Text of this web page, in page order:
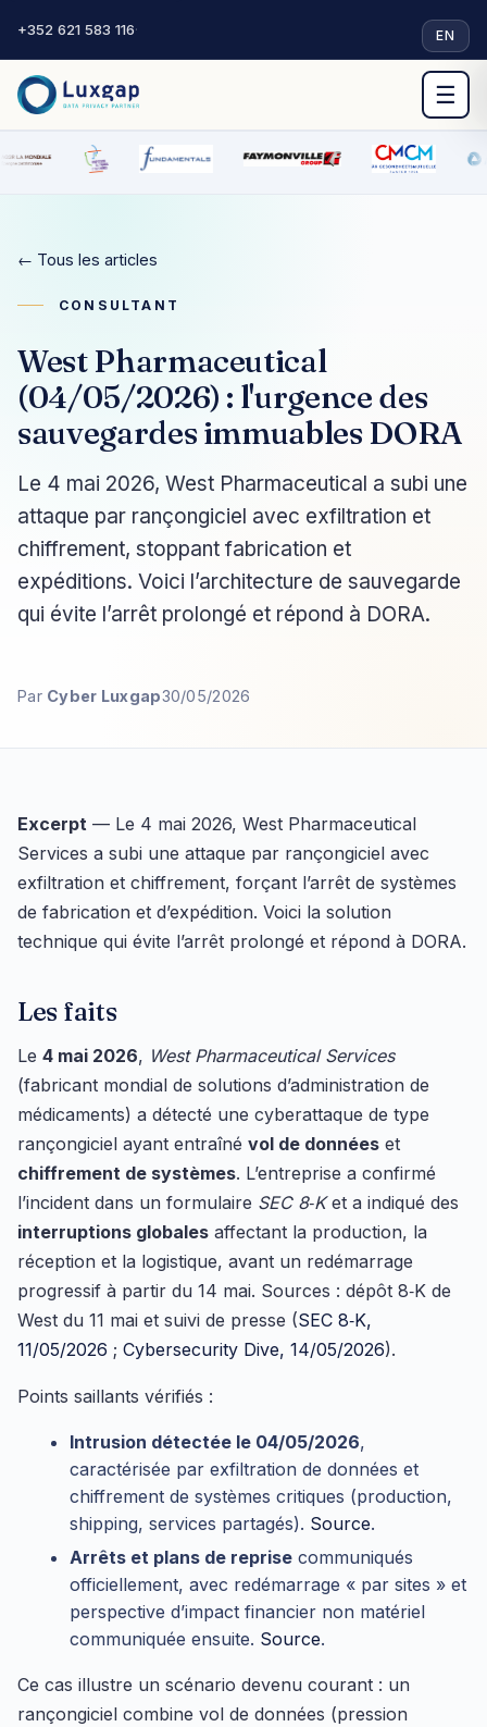
+352 621 583 116· EN
☰
← Tous les articles
CONSULTANT
West Pharmaceutical
(04/05/2026) : l'urgence des
sauvegardes immuables DORA
Le 4 mai 2026, West Pharmaceutical a subi une
attaque par rançongiciel avec exfiltration et
chiffrement, stoppant fabrication et
expéditions. Voici l’architecture de sauvegarde
qui évite l’arrêt prolongé et répond à DORA.
Par Cyber Luxgap30/05/2026
Excerpt — Le 4 mai 2026, West Pharmaceutical
Services a subi une attaque par rançongiciel avec
exfiltration et chiffrement, forçant l’arrêt de systèmes
de fabrication et d’expédition. Voici la solution
technique qui évite l’arrêt prolongé et répond à DORA.
Les faits
Le 4 mai 2026, West Pharmaceutical Services
(fabricant mondial de solutions d’administration de
médicaments) a détecté une cyberattaque de type
rançongiciel ayant entraîné vol de données et
chiffrement de systèmes. L’entreprise a confirmé
l’incident dans un formulaire SEC 8‑Ket a indiqué des
interruptions globales affectant la production, la
réception et la logistique, avant un redémarrage
progressif à partir du 14 mai. Sources : dépôt 8‑K de
West du 11 mai et suivi de presse (SEC 8‑K,
11/05/2026 ; Cybersecurity Dive, 14/05/2026).
Points saillants vérifiés :
Intrusion détectée le 04/05/2026,
caractérisée par exfiltration de données et
chiffrement de systèmes critiques (production,
shipping, services partagés). Source.
Arrêts et plans de reprise communiqués
officiellement, avec redémarrage « par sites » et
perspective d’impact financier non matériel
communiquée ensuite. Source.
Ce cas illustre un scénario devenu courant : un
rançongiciel combine vol de données (pression